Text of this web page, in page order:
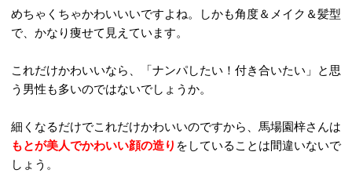
めちゃくちゃかわいいいですよね。しかも角度＆メイク＆髪型
で、かなり痩せて見えています。
これだけかわいいなら、「ナンパしたい！付き合いたい」と思
う男性も多いのではないでしょうか。
細くなるだけでこれだけかわいいのですから、馬場園梓さんは
もとが美人でかわいい顔の造り をしていることは間違いないで
しょう。